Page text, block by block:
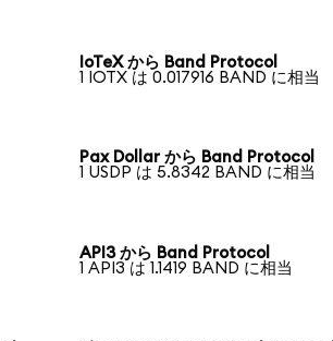
IoTeX から Band Protocol
1 IOTX は 0.017916 BAND に相当
Pax Dollar から Band Protocol
1 USDP は 5.8342 BAND に相当
API3 から Band Protocol
1 API3 は 1.1419 BAND に相当